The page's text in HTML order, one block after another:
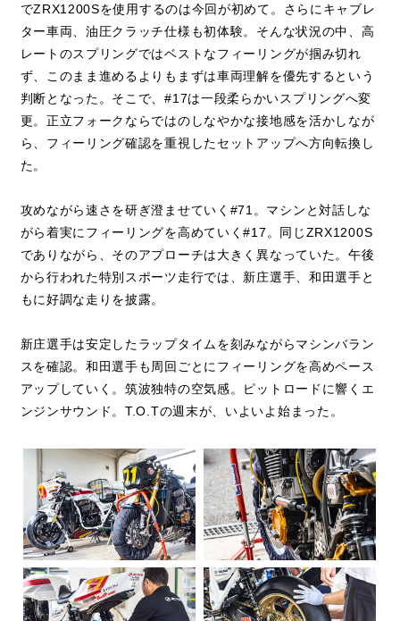
でZRX1200Sを使用するのは今回が初めて。さらにキャブレ
ター車両、油圧クラッチ仕様も初体験。そんな状況の中、高
レートのスプリングではベストなフィーリングが掴み切れ
ず、このまま進めるよりもまずは車両理解を優先するという
判断となった。そこで、#17は一段柔らかいスプリングへ変
更。正立フォークならではのしなやかな接地感を活かしなが
ら、フィーリング確認を重視したセットアップへ方向転換し
た。
攻めながら速さを研ぎ澄ませていく#71。マシンと対話しな
がら着実にフィーリングを高めていく#17。同じZRX1200S
でありながら、そのアプローチは大きく異なっていた。午後
から行われた特別スポーツ走行では、新庄選手、和田選手と
もに好調な走りを披露。
新庄選手は安定したラップタイムを刻みながらマシンバラン
スを確認。和田選手も周回ごとにフィーリングを高めペース
アップしていく。筑波独特の空気感。ピットロードに響くエ
ンジンサウンド。T.O.Tの週末が、いよいよ始まった。